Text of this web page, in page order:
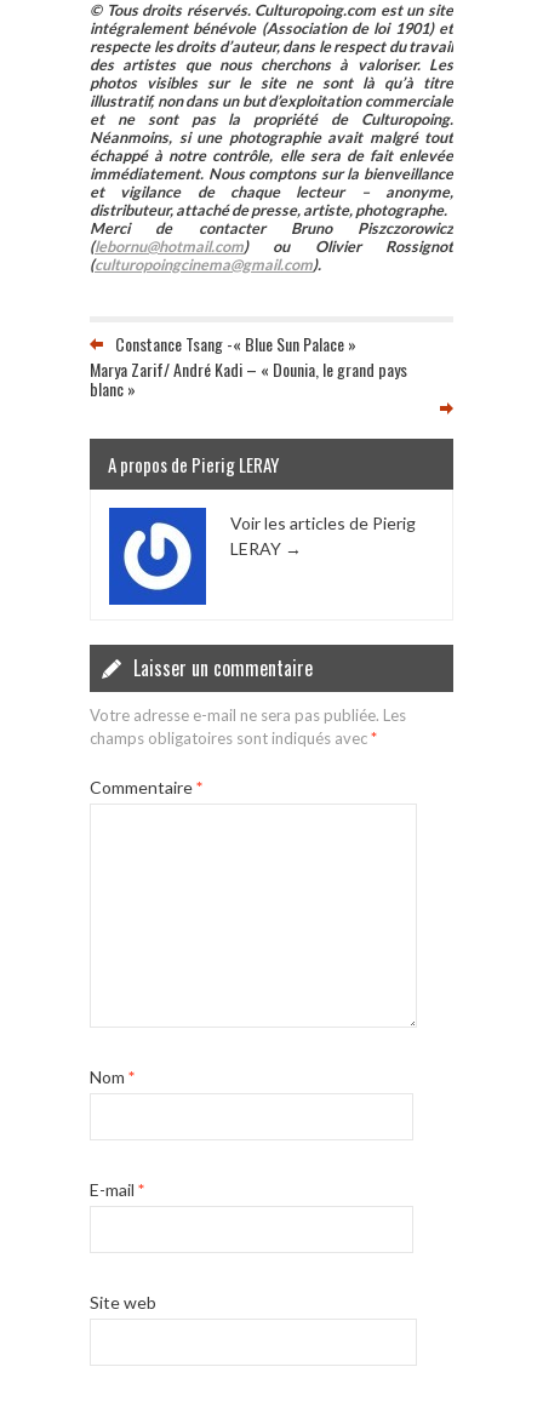
© Tous droits réservés. Culturopoing.com est un site
intégralement bénévole (Association de loi 1901) et
respecte les droits d’auteur, dans le respect du travail
des artistes que nous cherchons à valoriser. Les
photos visibles sur le site ne sont là qu’à titre
illustratif, non dans un but d’exploitation commerciale
et ne sont pas la propriété de Culturopoing.
Néanmoins, si une photographie avait malgré tout
échappé à notre contrôle, elle sera de fait enlevée
immédiatement. Nous comptons sur la bienveillance
et vigilance de chaque lecteur – anonyme,
distributeur, attaché de presse, artiste, photographe.
Merci de contacter Bruno Piszczorowicz
(lebornu@hotmail.com) ou Olivier Rossignot
(culturopoingcinema@gmail.com).
Constance Tsang -« Blue Sun Palace »
Marya Zarif/ André Kadi – « Dounia, le grand pays
blanc »
A propos de Pierig LERAY
Voir les articles de Pierig
LERAY →
Laisser un commentaire
Votre adresse e-mail ne sera pas publiée. Les
champs obligatoires sont indiqués avec*
Commentaire*
Nom *
E-mail *
Site web